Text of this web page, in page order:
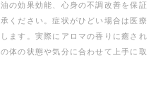
の効果効能、心身の不調改善を保証
ください。症状がひどい場合は医療
ます。 実際にアロマの香りに癒され
体の状態や気分に合わせて上手に取